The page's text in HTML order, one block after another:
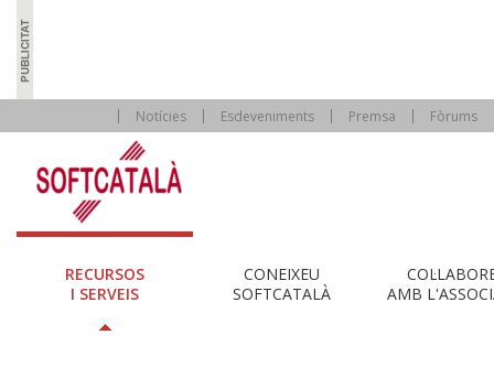
Notícies Esdeveniments Premsa Fòrums
RECURSOS
I SERVEIS
CONEIXEU
SOFTCATALÀ
AMB